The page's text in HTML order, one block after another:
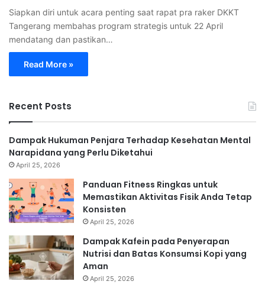
Siapkan diri untuk acara penting saat rapat pra raker DKKT
Tangerang membahas program strategis untuk 22 April
mendatang dan pastikan…
Read More »
Recent Posts
Dampak Hukuman Penjara Terhadap Kesehatan Mental
Narapidana yang Perlu Diketahui
April 25, 2026
Panduan Fitness Ringkas untuk
Memastikan Aktivitas Fisik Anda Tetap
Konsisten
April 25, 2026
Dampak Kafein pada Penyerapan
Nutrisi dan Batas Konsumsi Kopi yang
Aman
April 25, 2026